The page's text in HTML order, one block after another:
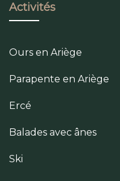
Activités
Ours en Ariège
Parapente en Ariège
Ercé
Balades avec ânes
Ski